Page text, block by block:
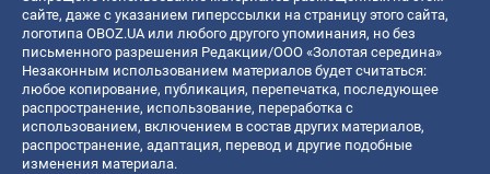
сайте, даже с указанием гиперссылки на страницу этого сайта,
логотипа OBOZ.UA или любого другого упоминания, но без
письменного разрешения Редакции/ООО «Золотая середина»
Незаконным использованием материалов будет считаться:
любое копирование, публикация, перепечатка, последующее
распространение, использование, переработка с
использованием, включением в состав других материалов,
распространение, адаптация, перевод и другие подобные
изменения материала.